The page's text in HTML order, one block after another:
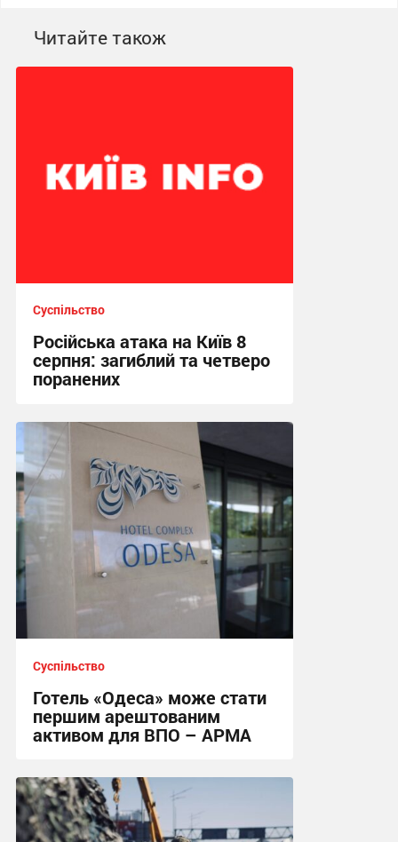
Читайте також
Суспільство
Російська атака на Київ 8
серпня: загиблий та четверо
поранених
10:37 сьогодні
Суспільство
Готель «Одеса» може стати
першим арештованим
активом для ВПО – АРМА
04:09 сьогодні